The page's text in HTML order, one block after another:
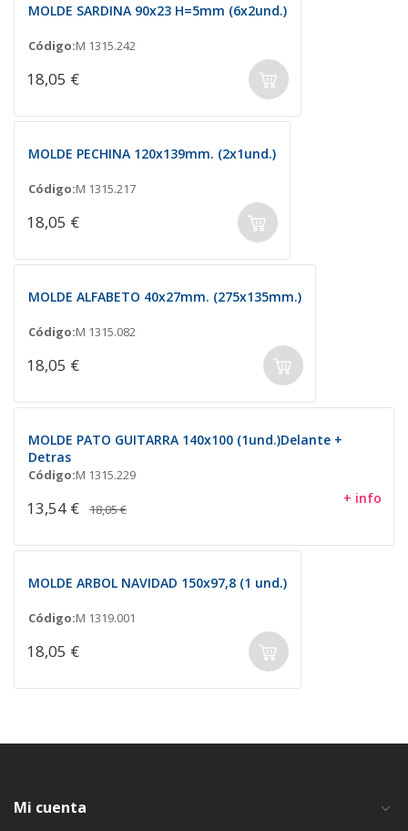
MOLDE SARDINA 90x23 H=5mm (6x2und.)
Código:M 1315.242
18,05 €
MOLDE PECHINA 120x139mm. (2x1und.)
Código:M 1315.217
18,05 €
MOLDE ALFABETO 40x27mm. (275x135mm.)
Código:M 1315.082
18,05 €
MOLDE PATO GUITARRA 140x100 (1und.)Delante +
Detras
Código:M 1315.229
13,54 € 18,05 €
+ info
MOLDE ARBOL NAVIDAD 150x97,8 (1 und.)
Código:M 1319.001
18,05 €
Mi cuenta